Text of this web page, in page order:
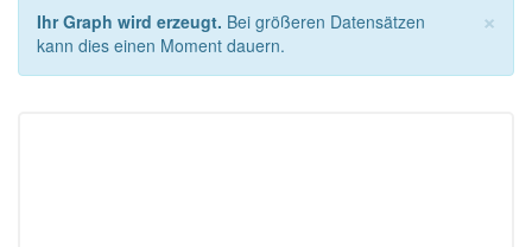
×
Ihr Graph wird erzeugt. Bei größeren Datensätzen
kann dies einen Moment dauern.